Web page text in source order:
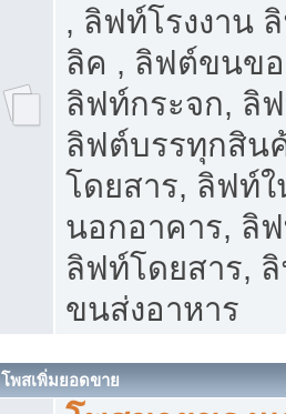
, ลิฟท์โรงงาน
ลิค , ลิฟต์ขนข
ลิฟท์กระจก, ลิ
ลิฟต์บรรทุกสิน
โดยสาร, ลิฟท์
นอกอาคาร, ลิ
ลิฟท์โดยสาร,
ขนส่งอาหาร
โพสเพิ่มยอดขาย